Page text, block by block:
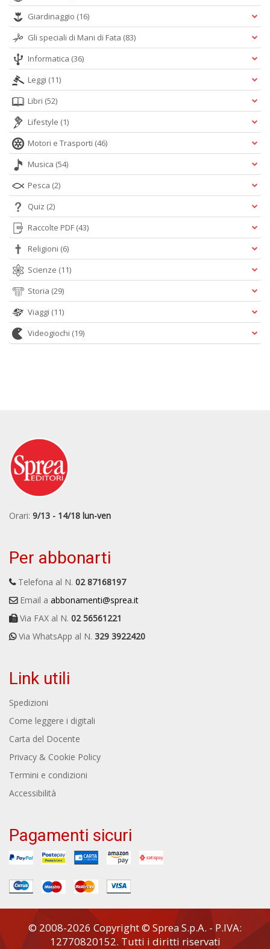
Giardinaggio (16)
Gli speciali di Mani di Fata (83)
Informatica (36)
Leggi (11)
Libri (52)
Lifestyle (1)
Motori e Trasporti (46)
Musica (54)
Pesca (2)
Quiz (2)
Raccolte PDF (43)
Religioni (6)
Scienze (11)
Storia (29)
Viaggi (11)
Videogiochi (19)
Orari: 9/13 - 14/18 lun-ven
Per abbonarti
Telefona al N. 02 87168197
Email a abbonamenti@sprea.it
Via FAX al N. 02 56561221
Via WhatsApp al N. 329 3922420
Link utili
Spedizioni
Come leggere i digitali
Carta del Docente
Privacy & Cookie Policy
Termini e condizioni
Accessibilità
Pagamenti sicuri
© 2008-2026 Copyright © Sprea S.p.A. - P.IVA:
12770820152. Tutti i diritti riservati